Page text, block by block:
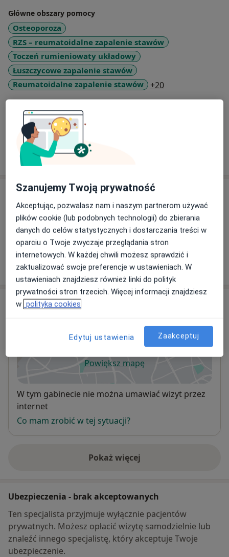
Główne obszary pomocy
Osteoporoza
RZS – reumatoidalne zapalenie stawów
Toczeń rumieniowaty układowy
Łuszczycowe zapalenie stawów
Reumatoidalne zapalenie stawów
+20
Pacjenci których przyjmuję
Dorośli
Pokaż więcej
Usługi i ceny
Konsultacja reumatologiczna
Szczegóły
W jaki sposób ustalane są ceny?
Adres
Gdańsk
Powiększ mapęotwiera się w nowej karcie
Dostępność
W tym gabinecie nie można umawiać wizyt przez
internet
Co mam zrobić w tej sytuacji?
Pokaż więcej
o adresie
Ubezpieczenia - brak akceptowanych
Ten specjalista przyjmuje wyłącznie pacjentów
prywatnych. Możesz opłacić wizytę samodzielnie lub
znaleźć innego specjalistę, który akceptuje Twoje
ubezpieczenie.
Szanujemy Twoją prywatność
Akceptując, pozwalasz nam i naszym partnerom używać
plików cookie (lub podobnych technologii) do zbierania
danych do celów statystycznych i dostarczania treści w
oparciu o Twoje zwyczaje przeglądania stron
internetowych. W każdej chwili możesz sprawdzić i
zaktualizować swoje preferencje w ustawieniach. W
ustawieniach znajdziesz również linki do polityk
prywatności stron trzecich. Więcej informacji znajdziesz
w polityka cookies
Edytuj ustawienia Zaakceptuj